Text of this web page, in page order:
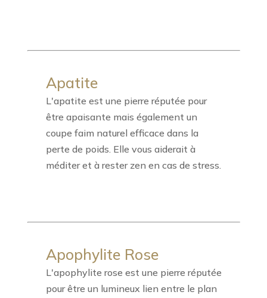
Apatite
L'apatite est une pierre réputée pour
être apaisante mais également un
coupe faim naturel efficace dans la
perte de poids. Elle vous aiderait à
méditer et à rester zen en cas de stress.
Apophylite Rose
L'apophylite rose est une pierre réputée
pour être un lumineux lien entre le plan